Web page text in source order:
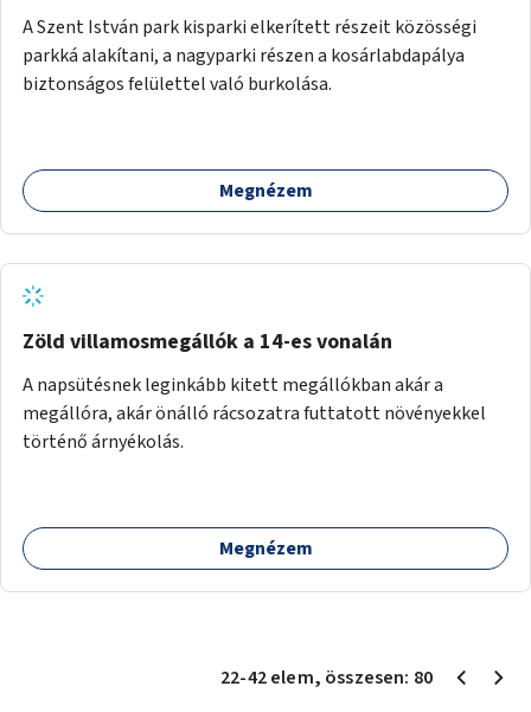
A Szent István park kisparki elkerített részeit közösségi
parkká alakítani, a nagyparki részen a kosárlabdapálya
biztonságos felülettel való burkolása.
Megnézem
Zöld villamosmegállók a 14-es vonalán
A napsütésnek leginkább kitett megállókban akár a
megállóra, akár önálló rácsozatra futtatott növényekkel
történő árnyékolás.
Megnézem
22-42elem, összesen: 80